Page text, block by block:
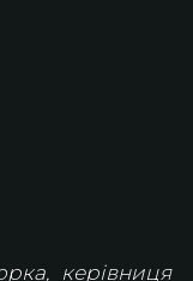
керівниця